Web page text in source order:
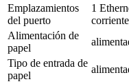
Emplazamientos
del puerto
1
Alimentación de
papel
Tipo de entrada de
papel